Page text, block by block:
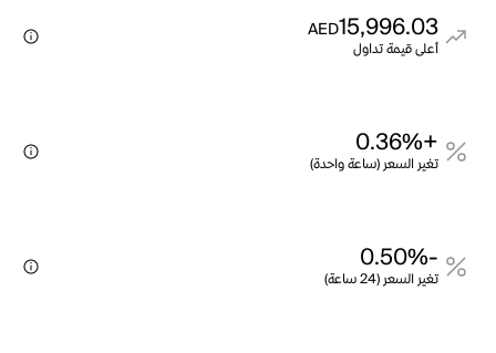
15,996.03
AED
أعلى قيمة تداول
+0.36%
تغير السعر (ساعة واحدة)
-0.50%
تغير السعر (24 ساعة)